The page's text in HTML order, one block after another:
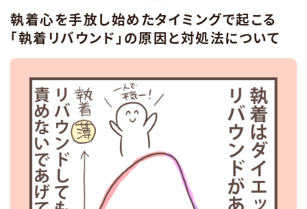
細について
お問い合わせ
このブログと恋愛コーチみらいのプロフィール
恋愛力覚醒コーチングについて
トップページ
プライバシーポリシー
利用規約
恋愛・LINE依存から卒業したいあなたへ
有料記事の決済完了ページ
運営者情報
執着心を手放し始めたタイミングで起こる
「執着リバウンド」の原因と対処法について